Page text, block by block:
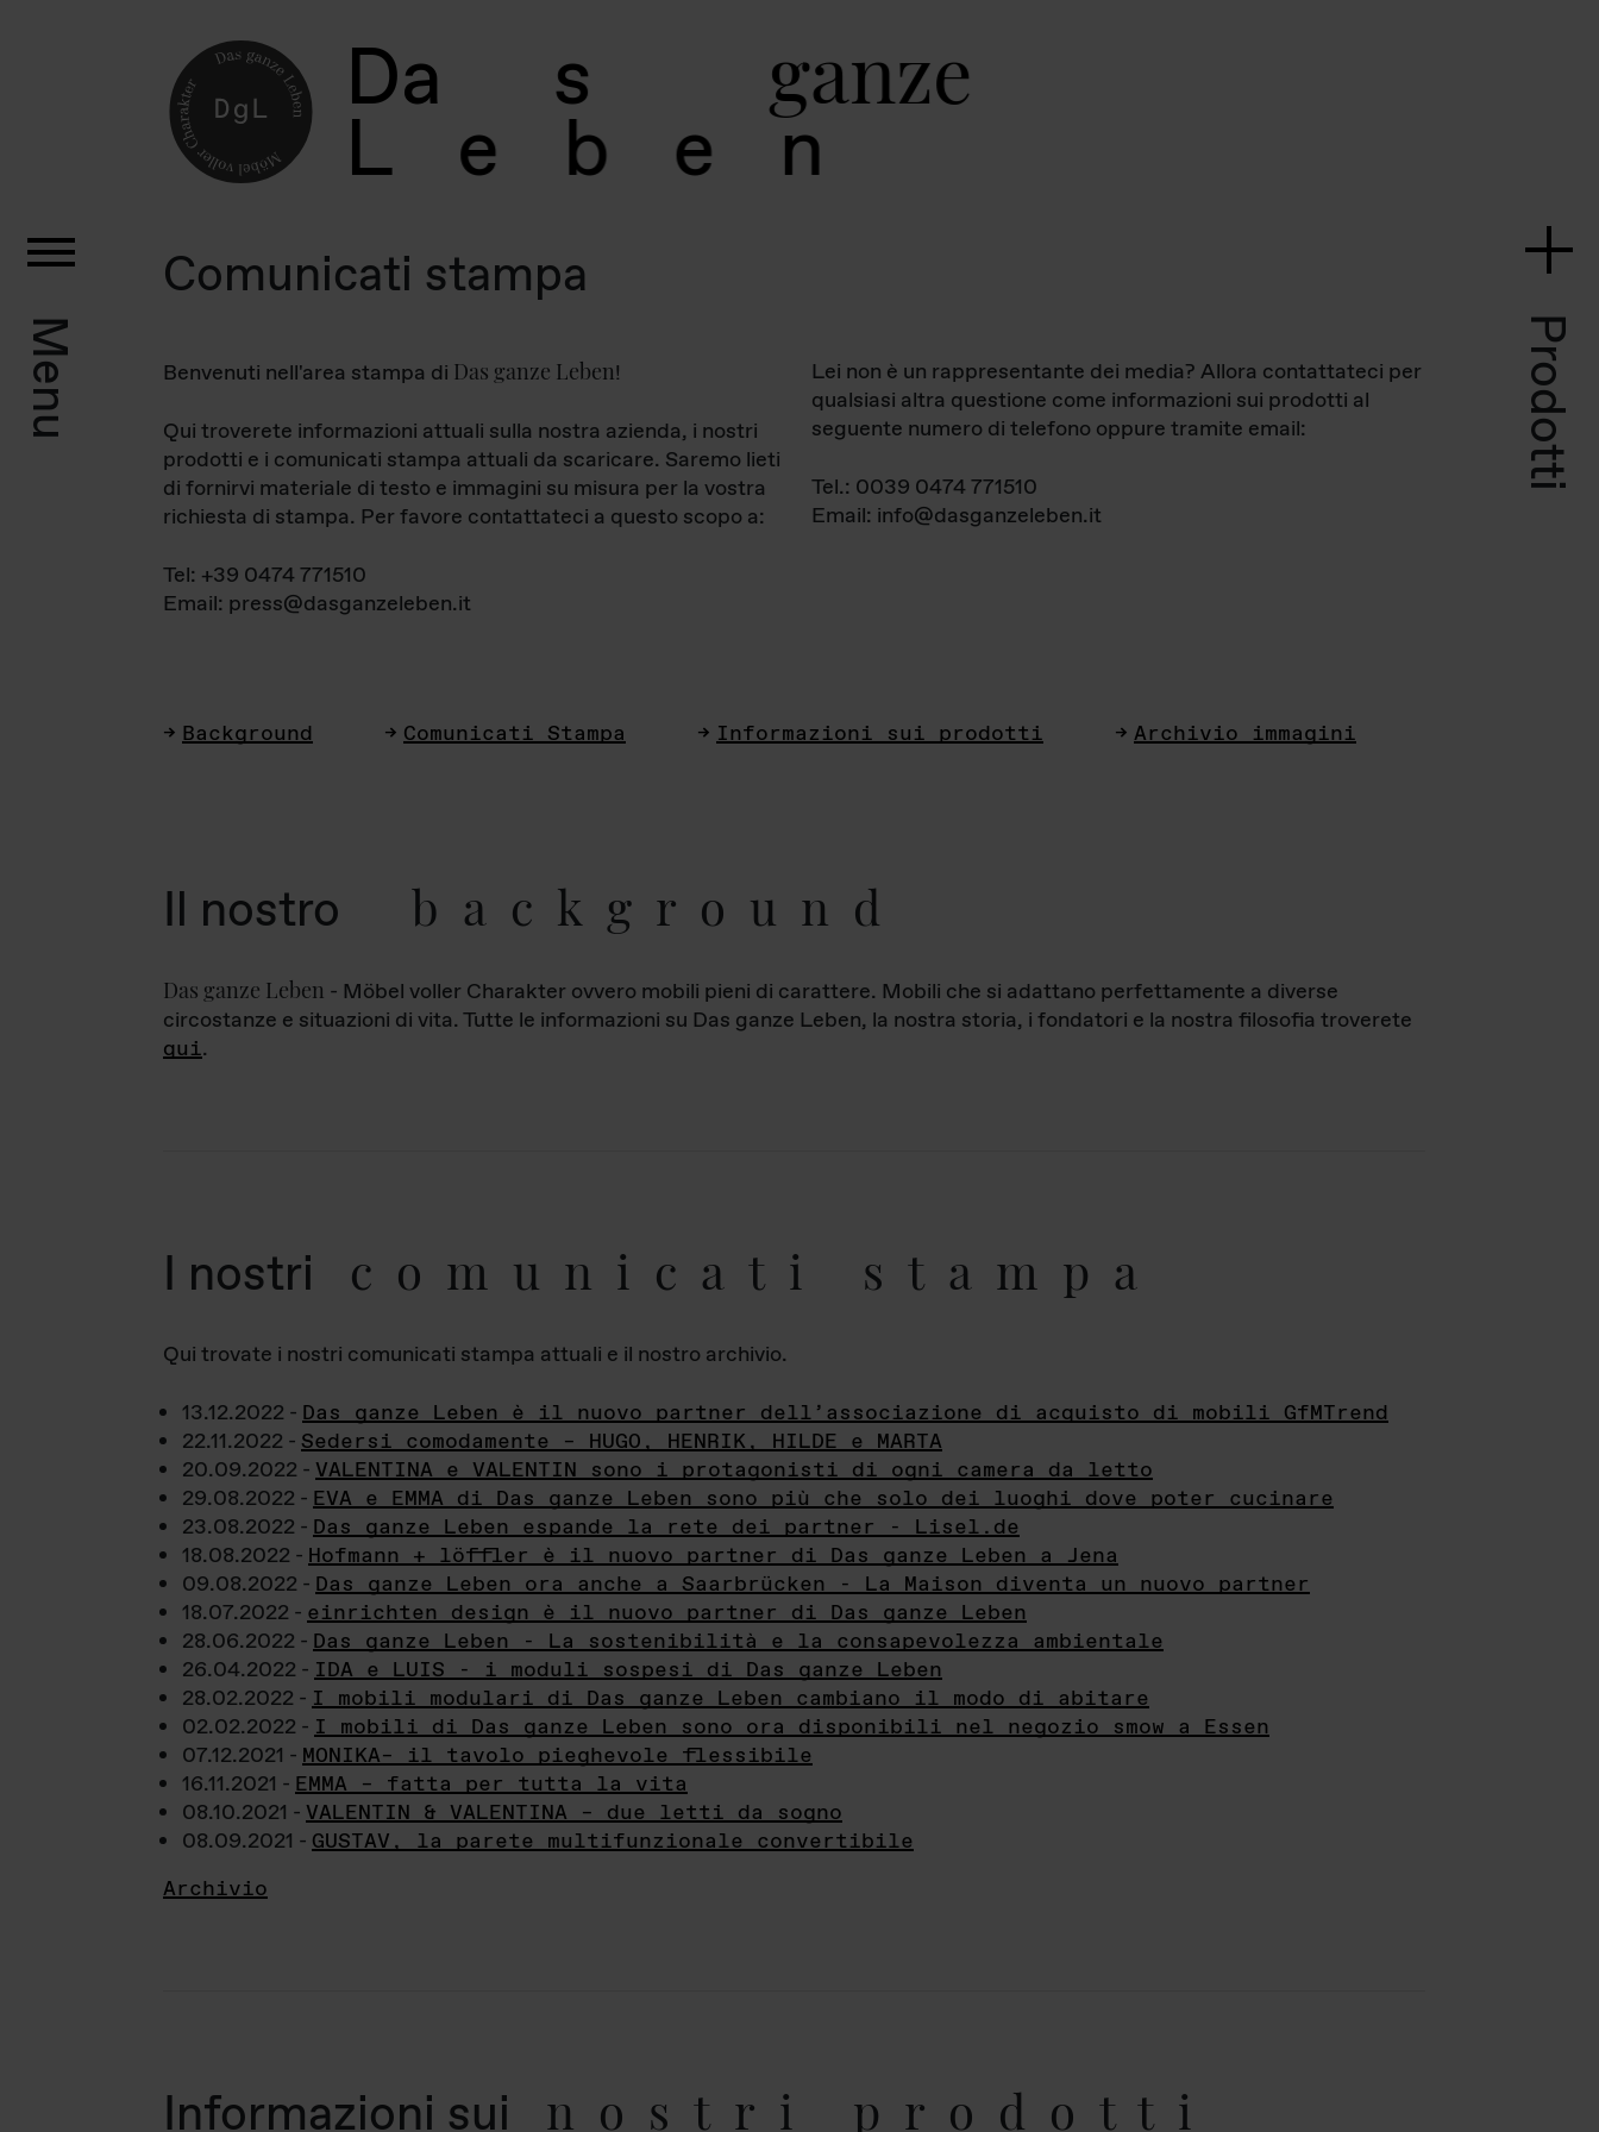
Da s ganz
L e b e
Menu Prodotti
Comunicati stampa
Benvenuti nell'area stampa di Das ganze Leben!
Qui troverete informazioni attuali sulla nostra azienda, i nostri
prodotti e i comunicati stampa attuali da scaricare. Saremo lieti
di fornirvi materiale di testo e immagini su misura per la vostra
richiesta di stampa. Per favore contattateci a questo scopo a:
Tel: +39 0474 771510
Email: press@dasganzeleben.it
Lei non è un rappresentante dei media? Allora contattateci per
qualsiasi altra questione come informazioni sui prodotti al
seguente numero di telefono oppure tramite email:
Tel.: 0039 0474 771510
Email: info@dasganzeleben.it
Background Comunicati Stampa Informazioni sui prodotti Archivio immagini
Il nostro background
Das ganze Leben - Möbel voller Charakter ovvero mobili pieni di carattere. Mobili che si adattano perfettamente a diverse
circostanze e situazioni di vita. Tutte le informazioni su Das ganze Leben, la nostra storia, i fondatori e la nostra filosofia troverete
qui.
I nostri comunicati stampa
Qui trovate i nostri comunicati stampa attuali e il nostro archivio.
13.12.2022 - Das ganze Leben è il nuovo partner dell’associazione di acquisto di mobili GfMTrend
22.11.2022 - Sedersi comodamente – HUGO, HENRIK, HILDE e MARTA
20.09.2022 - VALENTINA e VALENTIN sono i protagonisti di ogni camera da letto
29.08.2022 - EVA e EMMA di Das ganze Leben sono più che solo dei luoghi dove poter cucinare
23.08.2022 - Das ganze Leben espande la rete dei partner - Lisel.de
18.08.2022 - Hofmann + löffler è il nuovo partner di Das ganze Leben a Jena
09.08.2022 - Das ganze Leben ora anche a Saarbrücken - La Maison diventa un nuovo partner
18.07.2022 - einrichten design è il nuovo partner di Das ganze Leben
28.06.2022 - Das ganze Leben - La sostenibilità e la consapevolezza ambientale
26.04.2022 - IDA e LUIS - i moduli sospesi di Das ganze Leben
28.02.2022 - I mobili modulari di Das ganze Leben cambiano il modo di abitare
02.02.2022 - I mobili di Das ganze Leben sono ora disponibili nel negozio smow a Essen
07.12.2021 - MONIKA– il tavolo pieghevole flessibile
16.11.2021 - EMMA – fatta per tutta la vita
08.10.2021 - VALENTIN & VALENTINA – due letti da sogno
08.09.2021 - GUSTAV, la parete multifunzionale convertibile
Archivio
Informazioni sui nostri prodotti